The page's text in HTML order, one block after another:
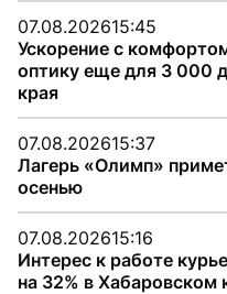
07.08.202615:45
Ускорение с
оптику еще для 3 000
края
07.08.202615:37
Лагерь «Олимп»
осенью
07.08.202615:16
Интерес к работе
на 32% в Хабаровском